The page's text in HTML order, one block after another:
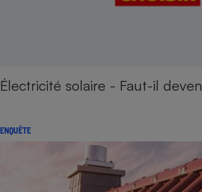
Électricité solaire - Faut-il
ENQUÊTE